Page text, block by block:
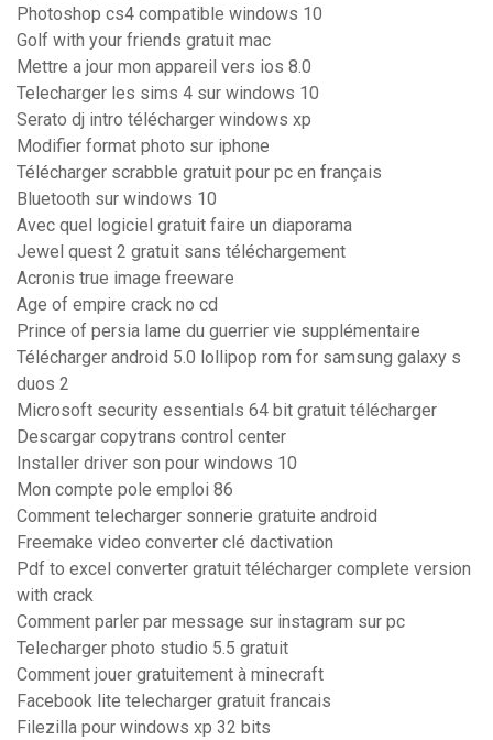
Photoshop cs4 compatible windows 10
Golf with your friends gratuit mac
Mettre a jour mon appareil vers ios 8.0
Telecharger les sims 4 sur windows 10
Serato dj intro télécharger windows xp
Modifier format photo sur iphone
Télécharger scrabble gratuit pour pc en français
Bluetooth sur windows 10
Avec quel logiciel gratuit faire un diaporama
Jewel quest 2 gratuit sans téléchargement
Acronis true image freeware
Age of empire crack no cd
Prince of persia lame du guerrier vie supplémentaire
Télécharger android 5.0 lollipop rom for samsung galaxy s
duos 2
Microsoft security essentials 64 bit gratuit télécharger
Descargar copytrans control center
Installer driver son pour windows 10
Mon compte pole emploi 86
Comment telecharger sonnerie gratuite android
Freemake video converter clé dactivation
Pdf to excel converter gratuit télécharger complete version
with crack
Comment parler par message sur instagram sur pc
Telecharger photo studio 5.5 gratuit
Comment jouer gratuitement à minecraft
Facebook lite telecharger gratuit francais
Filezilla pour windows xp 32 bits